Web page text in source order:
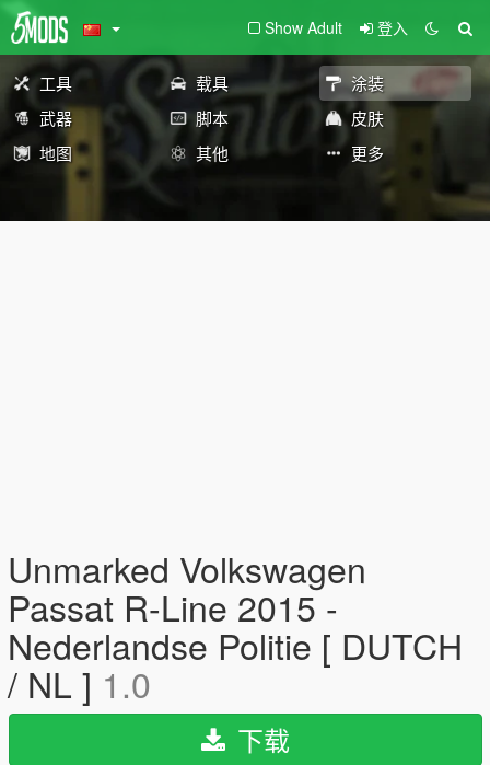
Show Adult 登入
工具 载具
涂装
武器
脚本
皮肤
地图
其他 更多
Unmarked Volkswagen
Passat R-Line 2015 -
Nederlandse Politie [ DUTCH
/ NL ] 1.0
下载